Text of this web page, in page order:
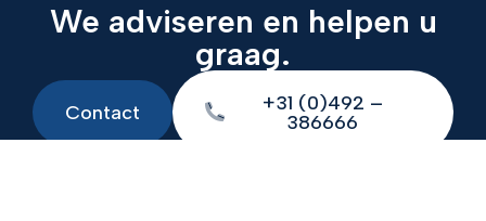
We adviseren en helpen u
graag.
Contact
+31 (0)492 –
386666